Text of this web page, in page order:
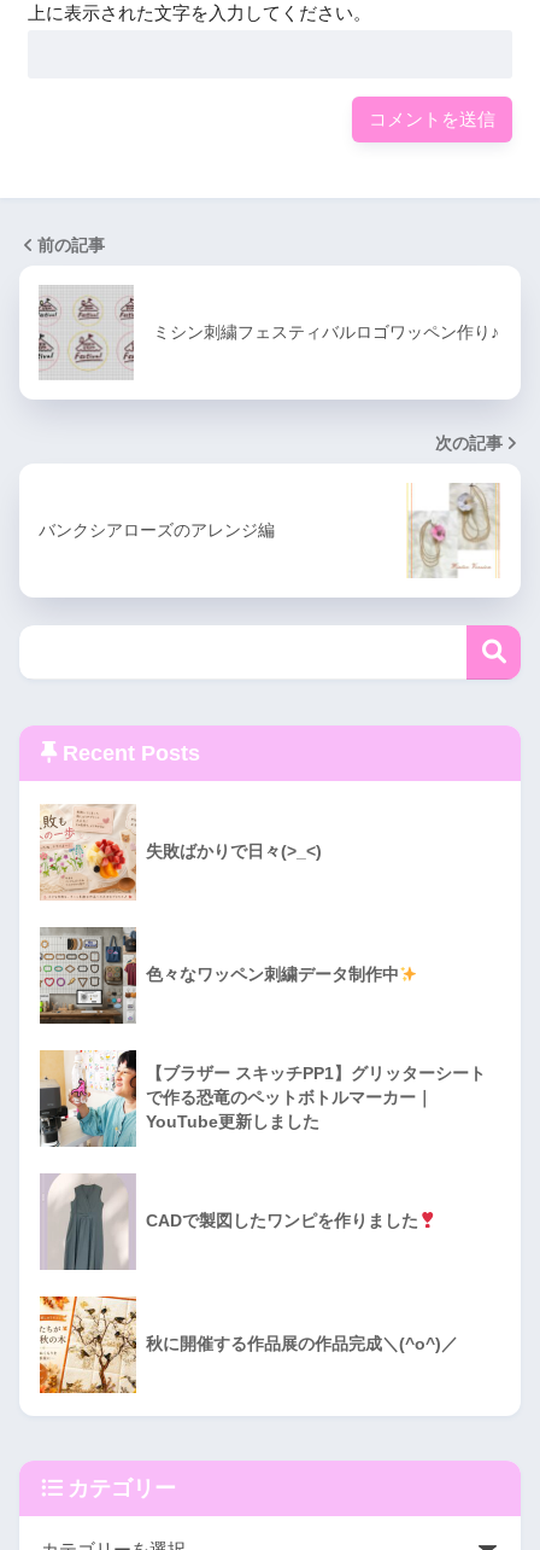
上に表示された文字を入力してください。
前の記事
ミシン刺繍フェスティバルロゴワッペン作り♪
次の記事
バンクシアローズのアレンジ編
Recent Posts
失敗ばかりで日々(>_<)
色々なワッペン刺繍データ制作中
【ブラザー スキッチPP1】グリッターシート
で作る恐竜のペットボトルマーカー｜
YouTube更新しました
CADで製図したワンピを作りました
秋に開催する作品展の作品完成＼(^o^)／
カテゴリー